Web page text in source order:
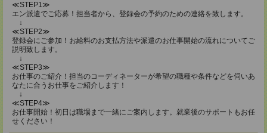
≪STEP1≫
エン派遣でご応募！担当者から、登録会の予約のための連絡を致します。
↓
≪STEP2≫
登録会にご参加！お給料のお支払方法や派遣のお仕事開始の流れについてご
説明致します。
↓
≪STEP3≫
お仕事のご紹介！担当のコーディネーターが希望の職種や条件などを伺いあ
なたに合うお仕事をご紹介します！
↓
≪STEP4≫
お仕事開始！初日は職場まで一緒にご案内します。就業後のサポートもお任
せください！